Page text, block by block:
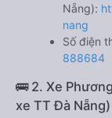
Nẵng):
nang
Số điện
888684
🚌 2. Xe
xe TT Đà Nẵng)